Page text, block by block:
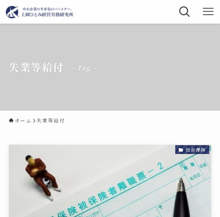
失業等給付 – tag –
ホーム 失業等給付
社会保険